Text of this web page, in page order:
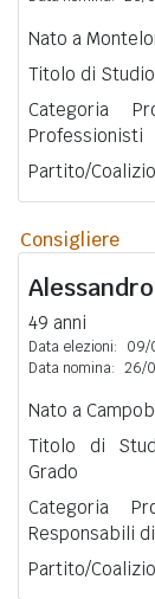
Nato a
Titolo di
Categoria
Professionisti
Partito/
Consigliere
Alessandro
49 anni
Data elezioni:
09/
Data nomina: 26/
Nato a
Titolo di
Grado
Categoria
Responsabili
Partito/